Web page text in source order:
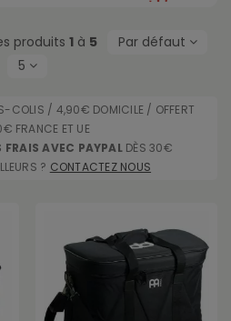
produits1 à 5
Par défaut
5
COLIS / 4,90€ DOMICILE / OFFERT
FRANCE ET UE
FRAIS AVEC PAYPALDÈS 30€
? CONTACTEZ NOUS